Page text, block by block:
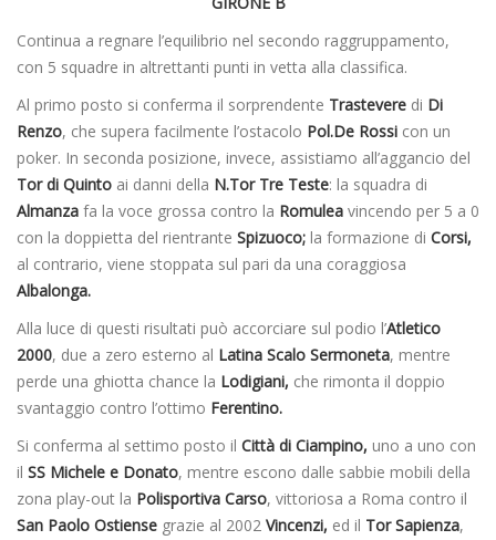
Continua a regnare l’equilibrio nel secondo raggruppamento,
con 5 squadre in altrettanti punti in vetta alla classifica.
Al primo posto si conferma il sorprendente Trastevere di Di
Renzo, che supera facilmente l’ostacolo Pol.De Rossi con un
poker. In seconda posizione, invece, assistiamo all’aggancio del
Tor di Quinto ai danni della N.Tor Tre Teste: la squadra di
Almanza fa la voce grossa contro la Romulea vincendo per 5 a 0
con la doppietta del rientrante Spizuoco; la formazione di Corsi,
al contrario, viene stoppata sul pari da una coraggiosa
Albalonga.
Alla luce di questi risultati può accorciare sul podio l’Atletico
2000, due a zero esterno al Latina Scalo Sermoneta, mentre
perde una ghiotta chance la Lodigiani, che rimonta il doppio
svantaggio contro l’ottimo Ferentino.
Si conferma al settimo posto il Città di Ciampino, uno a uno con
il SS Michele e Donato, mentre escono dalle sabbie mobili della
zona play-out la Polisportiva Carso, vittoriosa a Roma contro il
San Paolo Ostiense grazie al 2002 Vincenzi, ed il Tor Sapienza,